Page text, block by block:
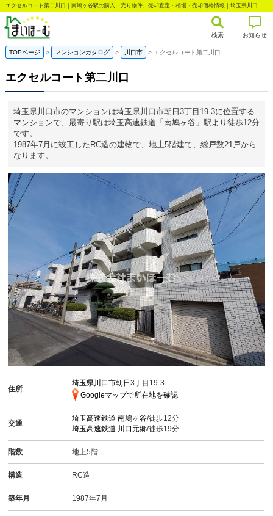
エクセルコート第二川口｜南鳩ヶ谷駅の購入・売り物件、売却査定・相場・売却価格情報｜埼玉県川口市朝日3丁目のマンション情報｜まいほーむ
検索 お知らせ
TOPページ マンションカタログ 川口市 エクセルコート第二川口
エクセルコート第二川口
埼玉県川口市のマンションは埼玉県川口市朝日3丁目19-3に位置する
マンションで、最寄り駅は埼玉高速鉄道「南鳩ヶ谷」駅より徒歩12分
です。
1987年7月に竣工したRC造の建物で、地上5階建て、総戸数21戸から
なります。
住所
埼玉県川口市朝日3丁目19-3
Googleマップで所在地を確認
交通
埼玉高速鉄道南鳩ヶ谷/徒歩12分
埼玉高速鉄道 川口元郷/徒歩19分
階数 地上5階
構造 RC造
築年月 1987年7月